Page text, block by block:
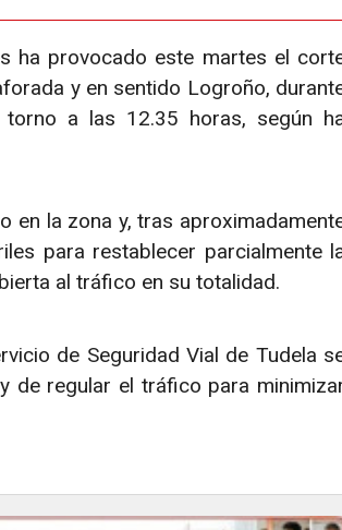
ha provocado este martes el
y en sentido Logroño,
a las 12.35 horas, según
en la zona y, tras
para restablecer parcialmente
al tráfico en su totalidad.
de Seguridad Vial de Tudela
de regular el tráfico para